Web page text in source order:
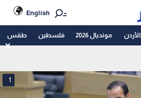
English
الأردن مونديال 2026 فلسطين طقس
1